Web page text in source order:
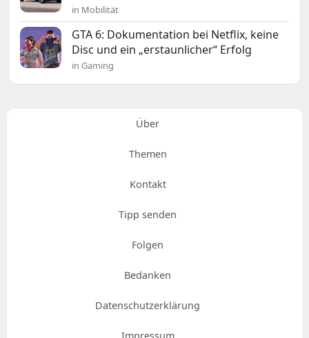
in Mobilität
GTA 6: Dokumentation bei Netflix, keine
Disc und ein „erstaunlicher“ Erfolg
in Gaming
Über
Themen
Kontakt
Tipp senden
Folgen
Bedanken
Datenschutzerklärung